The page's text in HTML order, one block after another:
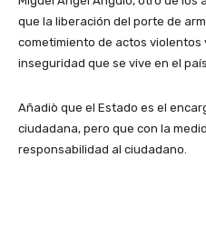
que la liberación del porte de
cometimiento de actos violentos
inseguridad que se vive en el país.
Añadiò que el Estado es el
ciudadana, pero que con la
responsabilidad al ciudadano.